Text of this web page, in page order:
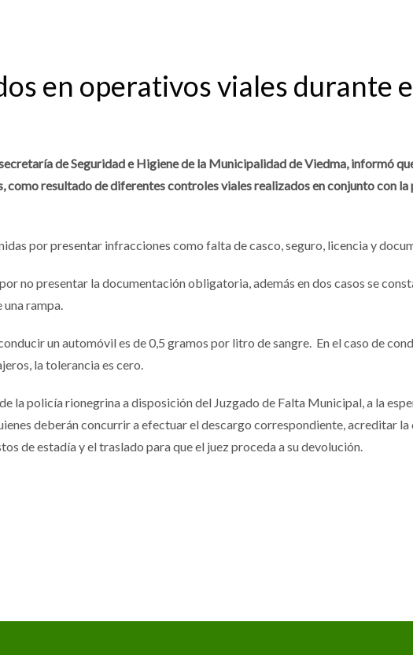
en operativos viales durante
de Seguridad e Higiene de la Municipalidad de Viedma, informó
como resultado de diferentes controles viales realizados en conjunto con la
por presentar infracciones como falta de casco, seguro, licencia y
no presentar la documentación obligatoria, además en dos casos se
rampa.
un automóvil es de 0,5 gramos por litro de sangre. En el caso de
la tolerancia es cero.
la policía rionegrina a disposición del Juzgado de Falta Municipal, a la
deberán concurrir a efectuar el descargo correspondiente, acreditar
de estadía y el traslado para que el juez proceda a su devolución.